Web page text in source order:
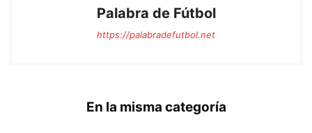
Palabra de Fútbol
https://palabradefutbol.net
En la misma categoría